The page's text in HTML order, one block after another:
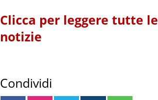
Clicca per leggere tutte le
notizie
Condividi